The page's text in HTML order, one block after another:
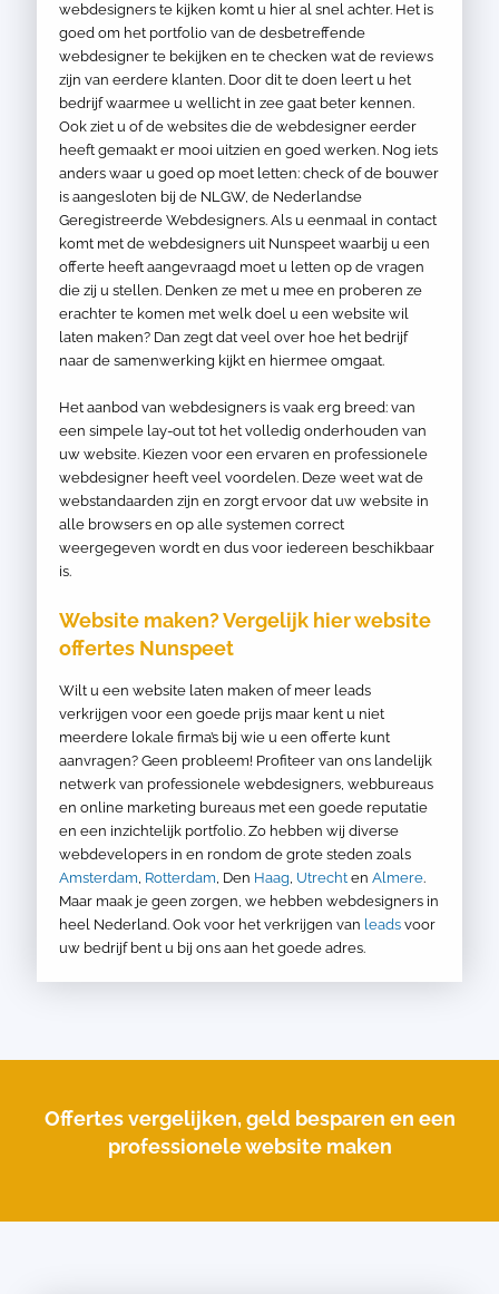
webdesigners te kijken komt u hier al snel achter. Het is
goed om het portfolio van de desbetreffende
webdesigner te bekijken en te checken wat de reviews
zijn van eerdere klanten. Door dit te doen leert u het
bedrijf waarmee u wellicht in zee gaat beter kennen.
Ook ziet u of de websites die de webdesigner eerder
heeft gemaakt er mooi uitzien en goed werken. Nog iets
anders waar u goed op moet letten: check of de bouwer
is aangesloten bij de NLGW, de Nederlandse
Geregistreerde Webdesigners. Als u eenmaal in contact
komt met de webdesigners uit Nunspeet waarbij u een
offerte heeft aangevraagd moet u letten op de vragen
die zij u stellen. Denken ze met u mee en proberen ze
erachter te komen met welk doel u een website wil
laten maken? Dan zegt dat veel over hoe het bedrijf
naar de samenwerking kijkt en hiermee omgaat.
Het aanbod van webdesigners is vaak erg breed: van
een simpele lay-out tot het volledig onderhouden van
uw website. Kiezen voor een ervaren en professionele
webdesigner heeft veel voordelen. Deze weet wat de
webstandaarden zijn en zorgt ervoor dat uw website in
alle browsers en op alle systemen correct
weergegeven wordt en dus voor iedereen beschikbaar
is.
Website maken? Vergelijk hier website
offertes Nunspeet
Wilt u een website laten maken of meer leads
verkrijgen voor een goede prijs maar kent u niet
meerdere lokale firma’s bij wie u een offerte kunt
aanvragen? Geen probleem! Profiteer van ons landelijk
netwerk van professionele webdesigners, webbureaus
en online marketing bureaus met een goede reputatie
en een inzichtelijk portfolio. Zo hebben wij diverse
webdevelopers in en rondom de grote steden zoals
Amsterdam, Rotterdam, Den Haag, Utrecht en Almere.
Maar maak je geen zorgen, we hebben webdesigners in
heel Nederland. Ook voor het verkrijgen van leads voor
uw bedrijf bent u bij ons aan het goede adres.
Offertes vergelijken, geld besparen en een
professionele website maken